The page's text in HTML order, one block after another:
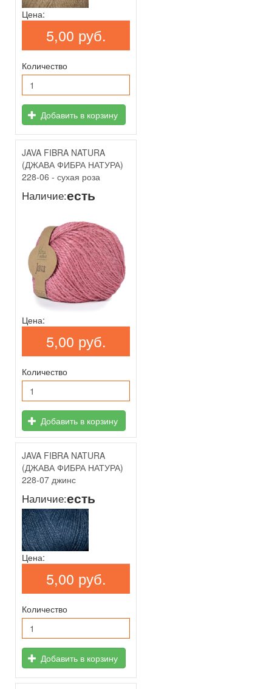
Цена:
5,00 руб.
Количество
Добавить в корзину
JAVA FIBRA NATURA
(ДЖАВА ФИБРА НАТУРА)
228-06 - сухая роза
Наличие:есть
Цена:
5,00 руб.
Количество
Добавить в корзину
JAVA FIBRA NATURA
(ДЖАВА ФИБРА НАТУРА)
228-07 джинс
Наличие:есть
Цена:
5,00 руб.
Количество
Добавить в корзину